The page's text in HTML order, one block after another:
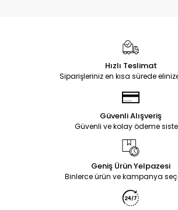
Hızlı Teslimat
Siparişleriniz en kısa sürede
Güvenli Alışveriş
Güvenli ve kolay ödeme
Geniş Ürün Yelpazesi
Binlerce ürün ve kampanya